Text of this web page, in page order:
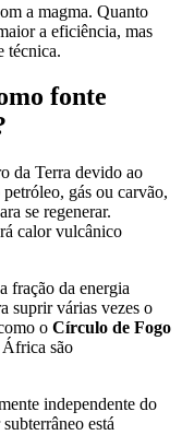
a magma. Quanto
a eficiência, mas
técnica.
fonte
da Terra devido ao
gás ou carvão,
se regenerar.
calor vulcânico
fração da energia
suprir várias vezes o
o Círculo de Fogo
África são
independente do
está